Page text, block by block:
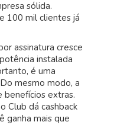
sólida.
100 mil clientes já
assinatura cresce
instalada
é uma
mesmo modo, a
benefícios extras.
Club dá cashback
ganha mais que